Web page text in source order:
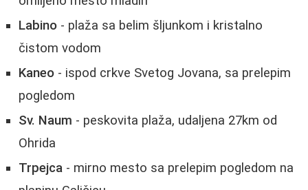
Labino - plaža sa belim šljunkom i kristalno
čistom vodom
Kaneo - ispod crkve Svetog Jovana, sa prelepim
pogledom
Sv. Naum - peskovita plaža, udaljena 27km od
Ohrida
Trpejca - mirno mesto sa prelepim pogledom na